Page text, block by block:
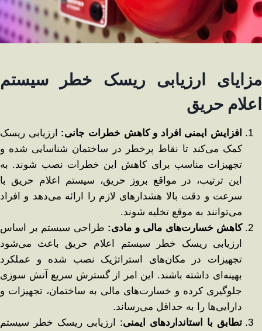
مزایای ارزیابی ریسک خطر سیستم
اعلام حریق
افزایش ایمنی افراد و کاهش خطرات جانی: ارزیابی ریسک
کمک می‌کند تا نقاط پرخطر در ساختمان شناسایی شده و
تجهیزات مناسب برای کاهش این خطرات نصب شوند. به
این ترتیب، در مواقع بروز حریق، سیستم اعلام حریق با
سرعت و دقت بالا هشدارهای لازم را ارائه می‌دهد و افراد
می‌توانند به ‌موقع تخلیه شوند.
کاهش خسارت‌های مالی و مادی: طراحی سیستم بر اساس
ارزیابی ریسک خطر سیستم اعلام حریق باعث می‌شود
تجهیزات در مکان‌های استراتژیک نصب شده و عملکرد
بهینه‌ای داشته باشند. این امر از گسترش سریع آتش ‌سوزی
جلوگیری کرده و خسارت‌های مالی به ساختمان، تجهیزات و
دارایی‌ها را به حداقل می‌رساند.
تطابق با استانداردهای ایمنی: ارزیابی ریسک خطر سیستم